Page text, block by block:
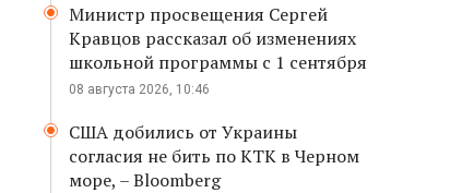
Министр просвещения Сергей
Кравцов рассказал об изменениях
школьной программы с 1 сентября
08 августа 2026, 10:46
США добились от Украины
согласия не бить по КТК в Черном
море, – Bloomberg